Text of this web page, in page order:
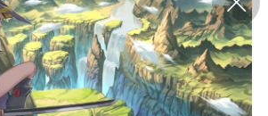
P站美图推荐——条纹过膝袜（二）
隐藏 0